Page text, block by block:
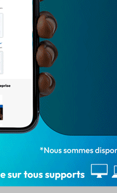
don de dispositifs ...
et amertume ...